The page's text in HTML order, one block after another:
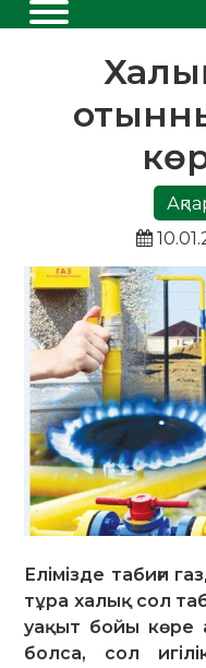
Елімізде табиғи
тұра халық сол
уақыт бойы көре
болса, сол